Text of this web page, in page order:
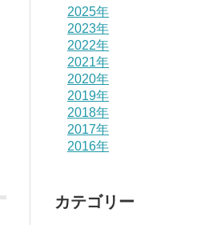
2025年
2023年
2022年
2021年
2020年
2019年
2018年
2017年
2016年
カテゴリー